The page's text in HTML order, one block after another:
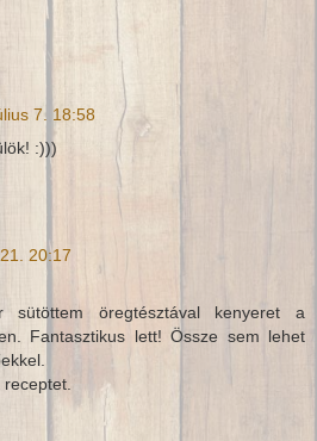
7. 18:58
:)))
20:17
sütöttem öregtésztával kenyeret a
Fantasztikus lett! Össze sem lehet